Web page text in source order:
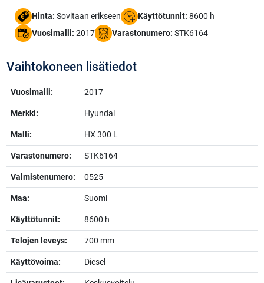
Hinta: Sovitaan erikseen Käyttötunnit: 8600 h
Vuosimalli: 2017 Varastonumero: STK6164
Vaihtokoneen lisätiedot
Vuosimalli: 2017
Merkki: Hyundai
Malli: HX 300 L
Varastonumero: STK6164
Valmistenumero: 0525
Maa: Suomi
Käyttötunnit: 8600 h
Telojen leveys: 700 mm
Käyttövoima: Diesel